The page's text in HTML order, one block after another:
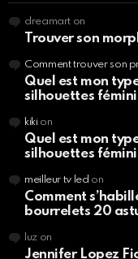
dreamart on
Trouver son
Comment trouver son
Quel est mon
silhouettes
kikion
Quel est mon
silhouettes
meilleur tv led on
Comment
bourrelets 20
luzon
Jennifer Lopez